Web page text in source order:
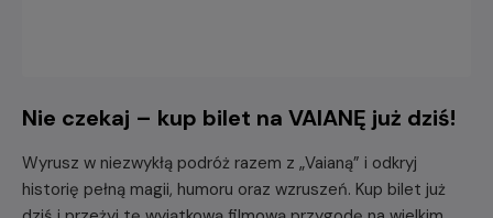
Nie czekaj – kup bilet na VAIANĘ już dziś!
Wyrusz w niezwykłą podróż razem z „Vaianą” i odkryj
historię pełną magii, humoru oraz wzruszeń. Kup bilet już